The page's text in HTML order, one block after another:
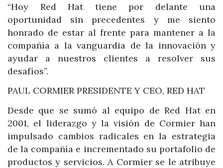
“Hoy Red Hat tiene por delante una
oportunidad sin precedentes y me siento
honrado de estar al frente para mantener a la
compañía a la vanguardia de la innovación y
ayudar a nuestros clientes a resolver sus
desafíos”.
PAUL CORMIER PRESIDENTE Y CEO, RED HAT
Desde que se sumó al equipo de Red Hat en
2001, el liderazgo y la visión de Cormier han
impulsado cambios radicales en la estrategia
de la compañía e incrementado su portafolio de
productos y servicios. A Cormier se le atribuye